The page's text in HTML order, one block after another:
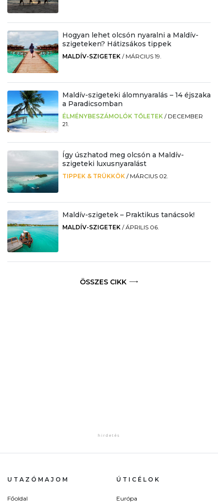
Hogyan lehet olcsón nyaralni a Maldív-
szigeteken? Hátizsákos tippek
MALDÍV-SZIGETEK / MÁRCIUS 19.
Maldív-szigeteki álomnyaralás – 14 éjszaka
a Paradicsomban
ÉLMÉNYBESZÁMOLÓK TŐLETEK / DECEMBER
21.
Így úszhatod meg olcsón a Maldív-
szigeteki luxusnyaralást
TIPPEK & TRÜKKÖK / MÁRCIUS 02.
Maldív-szigetek – Praktikus tanácsok!
MALDÍV-SZIGETEK /ÁPRILIS 06.
ÖSSZES CIKK
UTAZÓMAJOM
Főoldal
ÚTICÉLOK
Európa